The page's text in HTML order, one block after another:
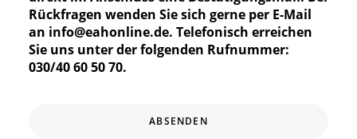
Rückfragen wenden Sie sich gerne per E-Mail
an info@eahonline.de. Telefonisch erreichen
Sie uns unter der folgenden Rufnummer:
030/40 60 50 70.
ABSENDEN